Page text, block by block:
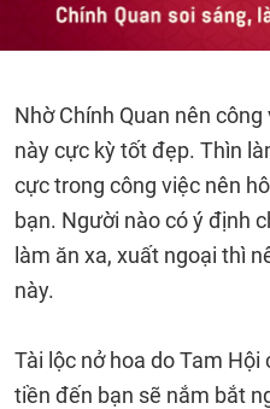
Nhờ Chính Quan nên
này cực kỳ tốt đẹp. Thìn
cực trong công việc nên
bạn. Người nào có ý định
làm ăn xa, xuất ngoại thì
này.
Tài lộc nở hoa do Tam
tiền đến bạn sẽ nắm bắt